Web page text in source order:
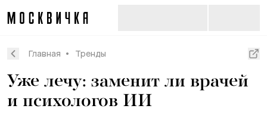
Главная Тренды
Уже лечу: заменит ли врачей
и психологов ИИ